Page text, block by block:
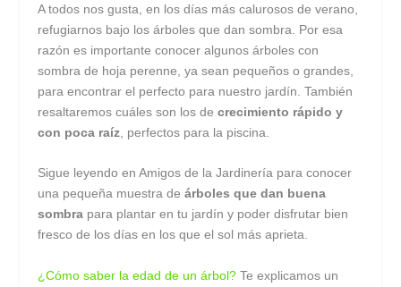
A todos nos gusta, en los días más calurosos de verano,
refugiarnos bajo los árboles que dan sombra. Por esa
razón es importante conocer algunos árboles con
sombra de hoja perenne, ya sean pequeños o grandes,
para encontrar el perfecto para nuestro jardín. También
resaltaremos cuáles son los decrecimiento rápido y
con poca raíz , perfectos para la piscina.
Sigue leyendo en Amigos de la Jardinería para conocer
una pequeña muestra deárboles que dan buena
sombra para plantar en tu jardín y poder disfrutar bien
fresco de los días en los que el sol más aprieta.
¿Cómo saber la edad de un árbol? Te explicamos un